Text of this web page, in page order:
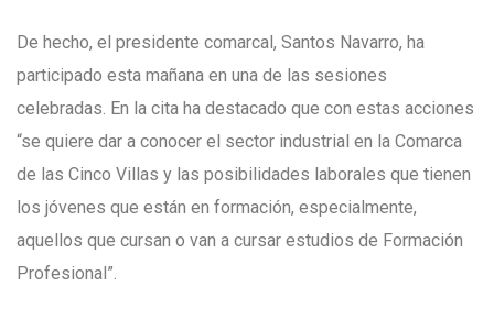
De hecho, el presidente comarcal, Santos Navarro, ha
participado esta mañana en una de las sesiones
celebradas. En la cita ha destacado que con estas acciones
“se quiere dar a conocer el sector industrial en la Comarca
de las Cinco Villas y las posibilidades laborales que tienen
los jóvenes que están en formación, especialmente,
aquellos que cursan o van a cursar estudios de Formación
Profesional”.